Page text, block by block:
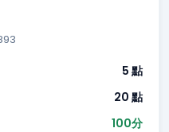
5 點
20 點
100分